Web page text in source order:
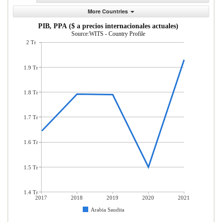
More Countries
PIB, PPA ($ a precios internacionales actuales)
Source:WITS - Country Profile
2017 2018 2019 2020
2021
Arabia Saudita
2 Tr
1.9 Tr
1.8 Tr
1.7 Tr
1.6 Tr
1.5 Tr
1.4 Tr